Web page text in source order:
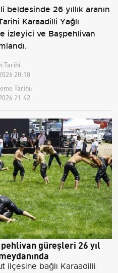
beldesinde 26 yıllık aranın
Karaadilli Yağlı
izleyici ve Başpehlivan
Tarihi:
20:18
Tarihi:
21:42
güreşleri 26 yıl
ilçesine bağlı Karaadilli